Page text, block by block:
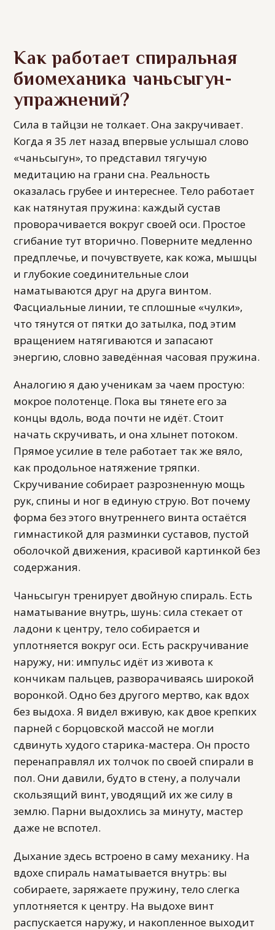
Как работает спиральная
биомеханика чаньсыгун-
упражнений?
Сила в тайцзи не толкает. Она закручивает.
Когда я 35 лет назад впервые услышал слово
«чаньсыгун», то представил тягучую
медитацию на грани сна. Реальность
оказалась грубее и интереснее. Тело работает
как натянутая пружина: каждый сустав
проворачивается вокруг своей оси. Простое
сгибание тут вторично. Поверните медленно
предплечье, и почувствуете, как кожа, мышцы
и глубокие соединительные слои
наматываются друг на друга винтом.
Фасциальные линии, те сплошные «чулки»,
что тянутся от пятки до затылка, под этим
вращением натягиваются и запасают
энергию, словно заведённая часовая пружина.
Аналогию я даю ученикам за чаем простую:
мокрое полотенце. Пока вы тянете его за
концы вдоль, вода почти не идёт. Стоит
начать скручивать, и она хлынет потоком.
Прямое усилие в теле работает так же вяло,
как продольное натяжение тряпки.
Скручивание собирает разрозненную мощь
рук, спины и ног в единую струю. Вот почему
форма без этого внутреннего винта остаётся
гимнастикой для разминки суставов, пустой
оболочкой движения, красивой картинкой без
содержания.
Чаньсыгун тренирует двойную спираль. Есть
наматывание внутрь, шунь: сила стекает от
ладони к центру, тело собирается и
уплотняется вокруг оси. Есть раскручивание
наружу, ни: импульс идёт из живота к
кончикам пальцев, разворачиваясь широкой
воронкой. Одно без другого мертво, как вдох
без выдоха. Я видел вживую, как двое крепких
парней с борцовской массой не могли
сдвинуть худого старика-мастера. Он просто
перенаправлял их толчок по своей спирали в
пол. Они давили, будто в стену, а получали
скользящий винт, уводящий их же силу в
землю. Парни выдохлись за минуту, мастер
даже не вспотел.
Дыхание здесь встроено в саму механику. На
вдохе спираль наматывается внутрь: вы
собираете, заряжаете пружину, тело слегка
уплотняется к центру. На выдохе винт
распускается наружу, и накопленное выходит